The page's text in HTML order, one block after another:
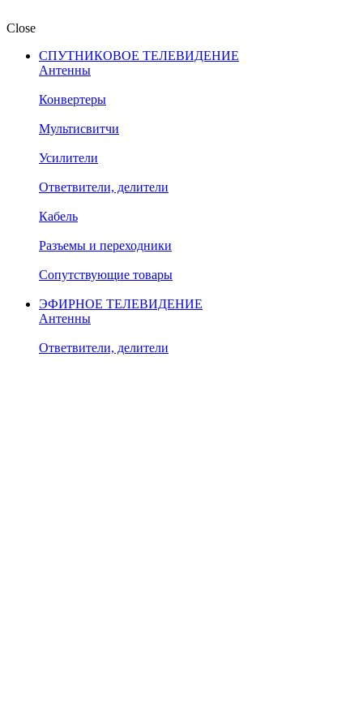
Close
СПУТНИКОВОЕ ТЕЛЕВИДЕНИЕ
Антенны
Конвертеры
Мультисвитчи
Усилители
Ответвители, делители
Кабель
Разъемы и переходники
Сопутствующие товары
ЭФИРНОЕ ТЕЛЕВИДЕНИЕ
Антенны
Ответвители, делители